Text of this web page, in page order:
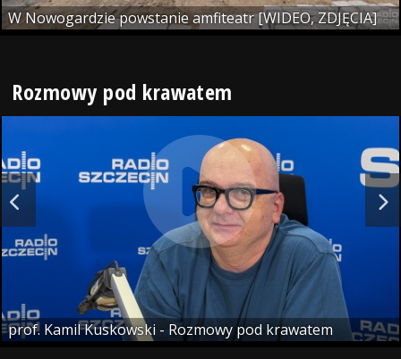
W Nowogardzie powstanie amfiteatr [WIDEO, ZDJĘCIA]
Rozmowy pod krawatem
prof. Kamil Kuskowski - Rozmowy pod krawatem